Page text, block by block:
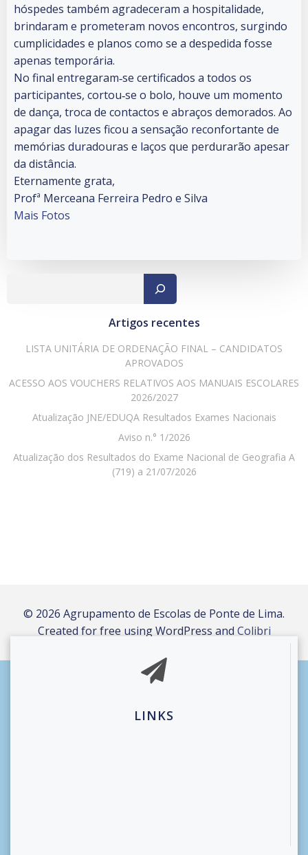
hóspedes também agradeceram a hospitalidade,
brindaram e prometeram novos encontros, surgindo
cumplicidades e planos como se a despedida fosse
apenas temporária.
No final entregaram‑se certificados a todos os
participantes, cortou‑se o bolo, houve um momento
de dança, troca de contactos e abraços demorados. Ao
apagar das luzes ficou a sensação reconfortante de
memórias duradouras e laços que perdurarão apesar
da distância.
Eternamente grata,
Profª Merceana Ferreira Pedro e Silva
Mais Fotos
Artigos recentes
LISTA UNITÁRIA DE ORDENAÇÃO FINAL – CANDIDATOS
APROVADOS
ACESSO AOS VOUCHERS RELATIVOS AOS MANUAIS ESCOLARES
2026/2027
Atualização JNE/EDUQA Resultados Exames Nacionais
Aviso n.° 1/2026
Atualização dos Resultados do Exame Nacional de Geografia A
(719) a 21/07/2026
© 2026 Agrupamento de Escolas de Ponte de Lima.
Created for free using WordPress andColibri
LINKS